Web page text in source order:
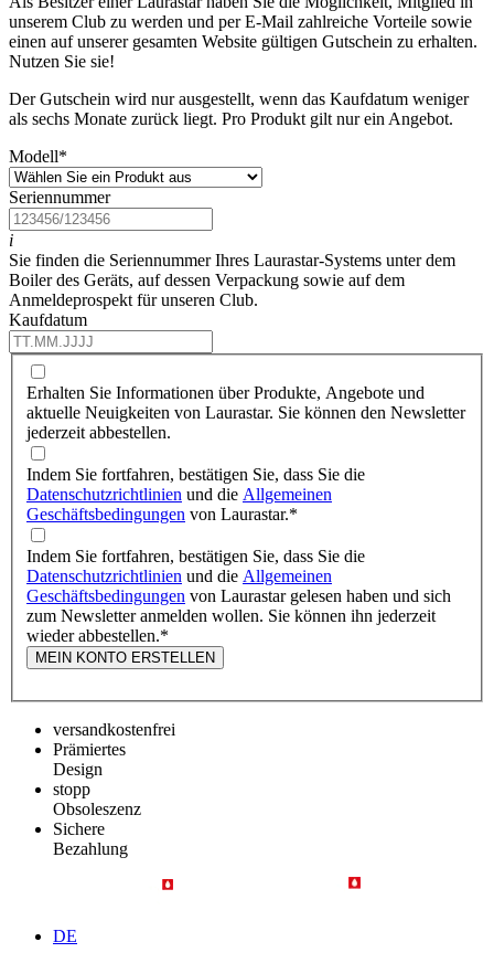
unserem Club zu werden und per E-Mail zahlreiche Vorteile sowie
einen auf unserer gesamten Website gültigen Gutschein zu erhalten.
Nutzen Sie sie!
Der Gutschein wird nur ausgestellt, wenn das Kaufdatum weniger
als sechs Monate zurück liegt. Pro Produkt gilt nur ein Angebot.
Modell*
Seriennummer
i
Sie finden die Seriennummer Ihres Laurastar-Systems unter dem
Boiler des Geräts, auf dessen Verpackung sowie auf dem
Anmeldeprospekt für unseren Club.
Kaufdatum
Erhalten Sie Informationen über Produkte, Angebote und
aktuelle Neuigkeiten von Laurastar. Sie können den Newsletter
jederzeit abbestellen.
Indem Sie fortfahren, bestätigen Sie, dass Sie die
Datenschutzrichtlinien und die Allgemeinen
Geschäftsbedingungen von Laurastar.*
Indem Sie fortfahren, bestätigen Sie, dass Sie die
Datenschutzrichtlinien und die Allgemeinen
Geschäftsbedingungen von Laurastar gelesen haben und sich
zum Newsletter anmelden wollen. Sie können ihn jederzeit
wieder abbestellen.*
MEIN KONTO ERSTELLEN
versandkostenfrei
Prämiertes
Design
stopp
Obsoleszenz
Sichere
Bezahlung
DE